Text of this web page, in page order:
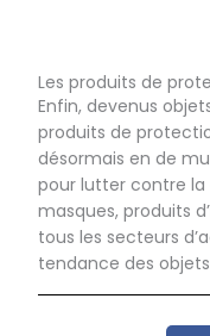
Les produits de
Enfin, devenus
produits de
désormais en de
pour lutter contre la
masques, produits
tous les secteurs
tendance des